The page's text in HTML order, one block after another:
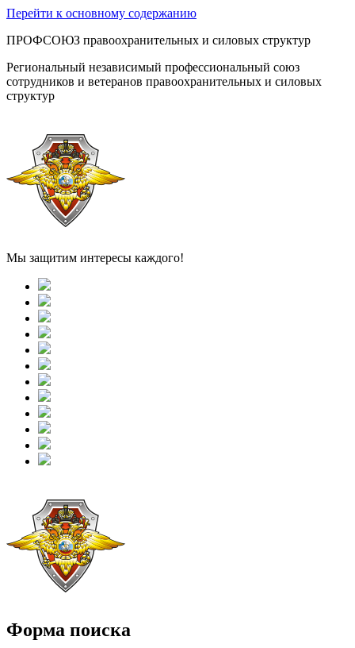
Перейти к основному содержанию
ПРОФСОЮЗ правоохранительных и силовых структур
Региональный независимый профессиональный союз
сотрудников и ветеранов правоохранительных и силовых
структур
Мы защитим интересы каждого!
Форма поиска